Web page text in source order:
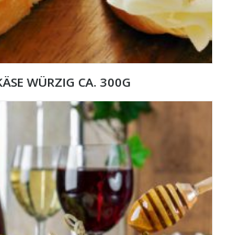
WÜRZIG CA. 300G